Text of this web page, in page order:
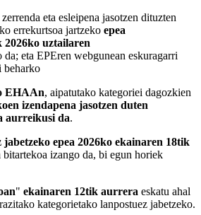
eta esleipena jasotzen dituzten
errekurtsoa jartzeko epea
2026ko uztailaren
da; eta EPEren webgunean eskuragarri
beharko
EHAAn, aipatutako kategoriei dagozkien
izendapena jasotzen duten
aurreikusi da.
epea 2026ko ekainaren 18tik
bitartekoa izango da, bi egun horiek
" ekainaren 12tik aurrera eskatu ahal
kategorietako lanpostuez jabetzeko.